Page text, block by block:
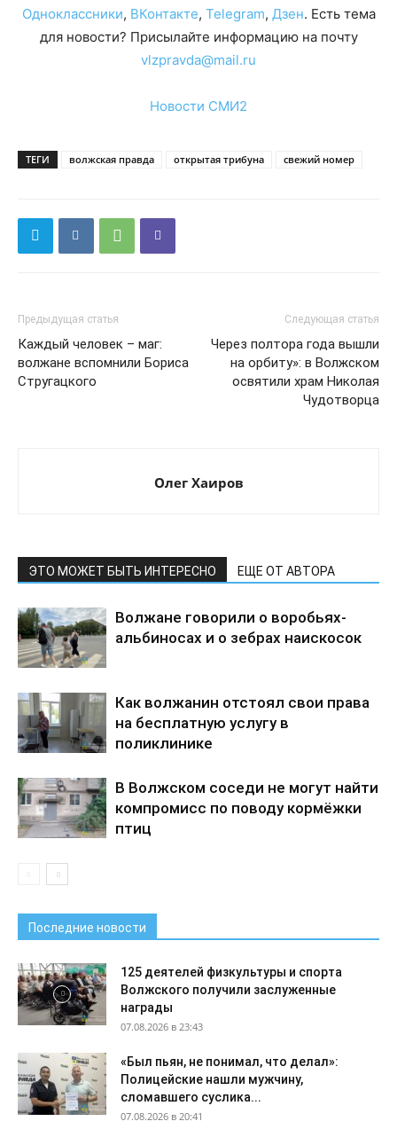
Одноклассники, ВКонтакте, Telegram, Дзен. Есть тема
для новости? Присылайте информацию на почту
vlzpravda@mail.ru
Новости СМИ2
ТЕГИ волжская правда открытая трибуна свежий номер
Предыдущая статья
Каждый человек – маг:
волжане вспомнили Бориса
Стругацкого
Следующая статья
Через полтора года вышли
на орбиту»: в Волжском
освятили храм Николая
Чудотворца
Олег Хаиров
ЭТО МОЖЕТ БЫТЬ ИНТЕРЕСНО ЕЩЕ ОТ АВТОРА
Волжане говорили о воробьях-
альбиносах и о зебрах наискосок
Как волжанин отстоял свои права
на бесплатную услугу в
поликлинике
В Волжском соседи не могут найти
компромисс по поводу кормёжки
птиц
Последние новости
125 деятелей физкультуры и спорта
Волжского получили заслуженные
награды
07.08.2026 в 23:43
«Был пьян, не понимал, что делал»:
Полицейские нашли мужчину,
сломавшего суслика...
07.08.2026 в 20:41